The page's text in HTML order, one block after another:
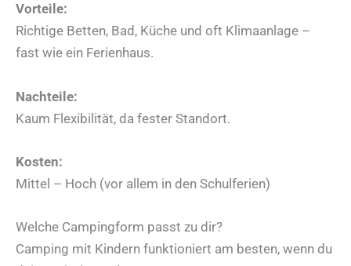
Vorteile:
Richtige Betten, Bad, Küche und oft Klimaanlage –
fast wie ein Ferienhaus.
Nachteile:
Kaum Flexibilität, da fester Standort.
Kosten:
Mittel – Hoch (vor allem in den Schulferien)
Welche Campingform passt zu dir?
Camping mit Kindern funktioniert am besten, wenn du